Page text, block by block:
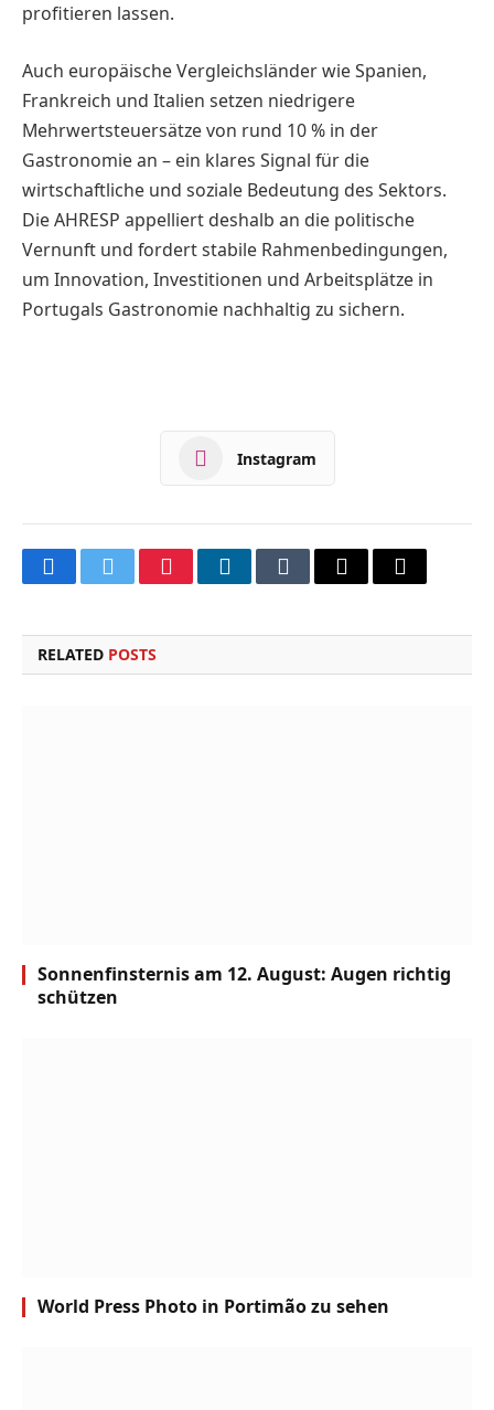
profitieren lassen.
Auch europäische Vergleichsländer wie Spanien,
Frankreich und Italien setzen nied­rigere
Mehrwertsteuersätze von rund 10 % in der
Gastronomie an – ein klares Signal für die
wirtschaftliche und soziale Bedeutung des Sektors.
Die AHRESP appelliert deshalb an die politische
Vernunft und fordert stabile Rahmenbedingungen,
um Innovation, Investitionen und Arbeitsplätze in
Portugals Gastro­nomie nachhaltig zu sichern.
Instagram
FacebookTwitterPinterestLinkedInTumblrEmail
Copy
RELATED POSTS
Sonnenfinsternis am 12. August: Augen richtig
schützen
World Press Photo in Portimão zu sehen